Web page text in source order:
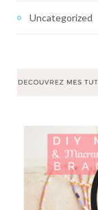
Uncategorized